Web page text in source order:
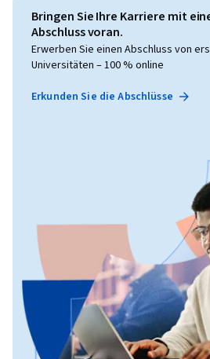
Bringen Sie Ihre Karriere mit
Abschluss voran.
Erwerben Sie einen Abschluss von
Universitäten – 100 % online
Erkunden Sie die Abschlüsse